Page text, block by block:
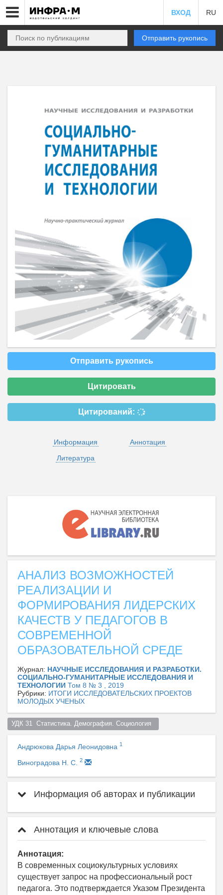
ВХОД RU
Отправить рукопись
Отправить рукопись
Цитировать
Цитирований:
Информация
Аннотация
Литература
АНАЛИЗ ВОЗМОЖНОСТЕЙ
РЕАЛИЗАЦИИ И
ФОРМИРОВАНИЯ ЛИДЕРСКИХ
КАЧЕСТВ У ПЕДАГОГОВ В
СОВРЕМЕННОЙ
ОБРАЗОВАТЕЛЬНОЙ СРЕДЕ
Журнал: НАУЧНЫЕ ИССЛЕДОВАНИЯ И РАЗРАБОТКИ.
СОЦИАЛЬНО-ГУМАНИТАРНЫЕ ИССЛЕДОВАНИЯ И
ТЕХНОЛОГИИ Том 8 № 3 , 2019
Рубрики: ИТОГИ ИССЛЕДОВАТЕЛЬСКИХ ПРОЕКТОВ
МОЛОДЫХ УЧЕНЫХ
УДК 31  Статистика. Демография. Социология
Андрюкова Дарья Леонидовна 1
Виноградова Н. С. 2
Информация об авторах и публикации
Аннотация и ключевые слова
Аннотация:
В современных социокультурных условиях
существует запрос на профессиональный рост
педагога. Это подтверждается Указом Президента